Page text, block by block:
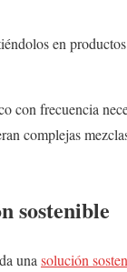
en
con frecuencia
complejas
sostenible
una solución